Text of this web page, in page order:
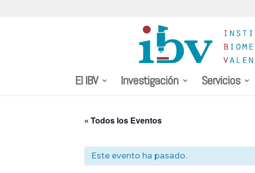
El IBV Investigación Servicios
« Todos los Eventos
Este evento ha pasado.